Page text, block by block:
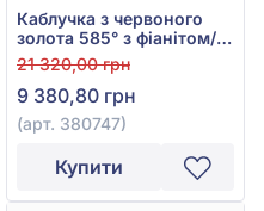
Каблучка з червоного
золота 585° з фіанітом/
куб.цирконієм, арт.
380747
21 320,00 грн
9 380,80 грн
(арт. 380747)
Купити